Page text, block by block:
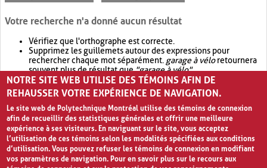
Votre recherche n'a donné aucun résultat
Vérifiez que l'orthographe est correcte.
Supprimez les guillemets autour des expressions pour
rechercher chaque mot séparément. garage à véloretournera
souvent plus de résultat que"garage à vélo".
Envisagez d'élargir votre recherche avec OR.garage OR vélo
retournera souvent plus de résultat quegarage à vélo
NOTRE SITE WEB UTILISE DES TÉMOINS AFIN DE
REHAUSSER VOTRE EXPÉRIENCE DE NAVIGATION.
Le site web de Polytechnique Montréal utilise des témoins de connexion
afin de recueillir des statistiques générales et offrir une meilleure
expérience à ses visiteurs. En naviguant sur le site, vous acceptez
l’utilisation de ces témoins selon les modalités spécifiées aux conditions
d’utilisation. Vous pouvez refuser les témoins de connexion en modifiant
vos paramètres de navigation. Pour en savoir plus sur le recours aux